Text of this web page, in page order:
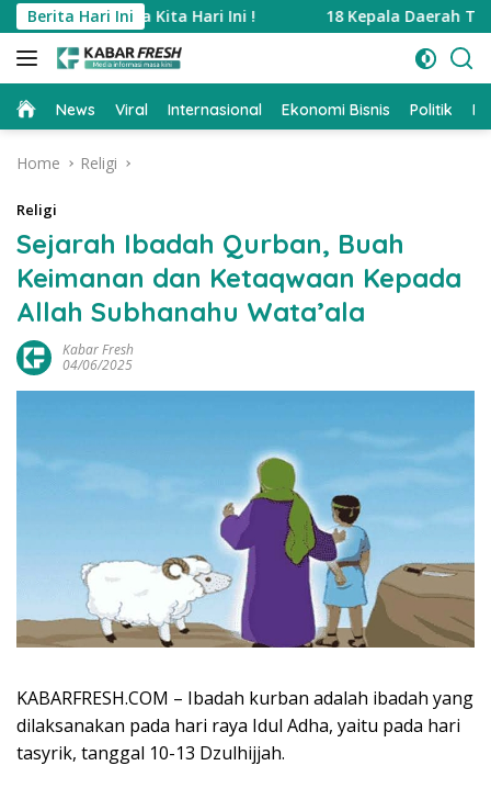
Skip
to
content
Berita Hari Ini
Kita Hari Ini ! 18 Kepala Daerah Terjaring OTT
Home
News Viral Internasional Ekonomi Bisnis Politik
Home Religi
Religi
Sejarah Ibadah Qurban, Buah
Keimanan dan Ketaqwaan Kepada
Allah Subhanahu Wata’ala
Kabar Fresh
04/06/2025
KABARFRESH.COM – Ibadah kurban adalah ibadah yang
dilaksanakan pada hari raya Idul Adha, yaitu pada hari
tasyrik, tanggal 10-13 Dzulhijjah.